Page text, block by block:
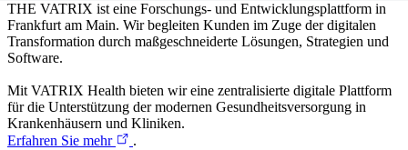
THE VATRIX ist eine Forschungs- und Entwicklungsplattform in
Frankfurt am Main. Wir begleiten Kunden im Zuge der digitalen
Transformation durch maßgeschneiderte Lösungen, Strategien und
Software.
MitVATRIX Health bieten wir eine zentralisierte digitale Plattform
für die Unterstützung der modernen Gesundheitsversorgung in
Krankenhäusern und Kliniken.
Erfahren Sie mehr
.